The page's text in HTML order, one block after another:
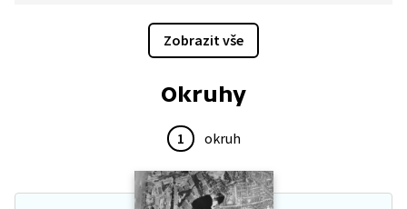
Zobrazit vše
Okruhy
1 okruh